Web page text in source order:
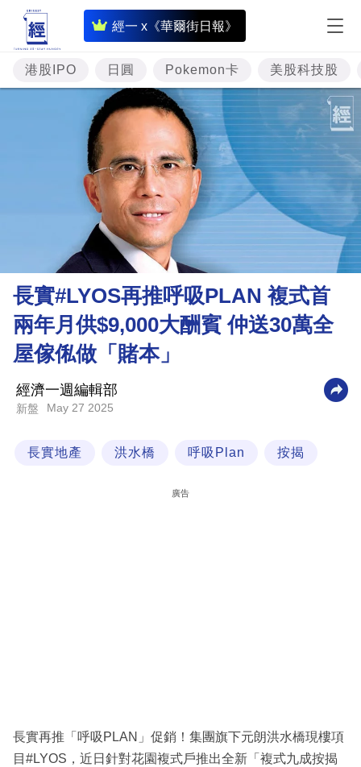
經一 x《華爾街日報》
即
時
財
經
專
題
投
樓
市
理
財
商
業
科
技
港股IPO 日圓 Pokemon卡 美股科技股
長實#LYOS再推呼吸PLAN 複式首
兩年月供$9,000大酬賓 仲送30萬全
屋傢俬做「賭本」
經濟一週編輯部
新盤 May 27 2025
長實地產 洪水橋 呼吸Plan 按揭
廣告
長實再推「呼吸PLAN」促銷！集團旗下元朗洪水橋現樓項
目#LYOS，近日針對花園複式戶推出全新「複式九成按揭